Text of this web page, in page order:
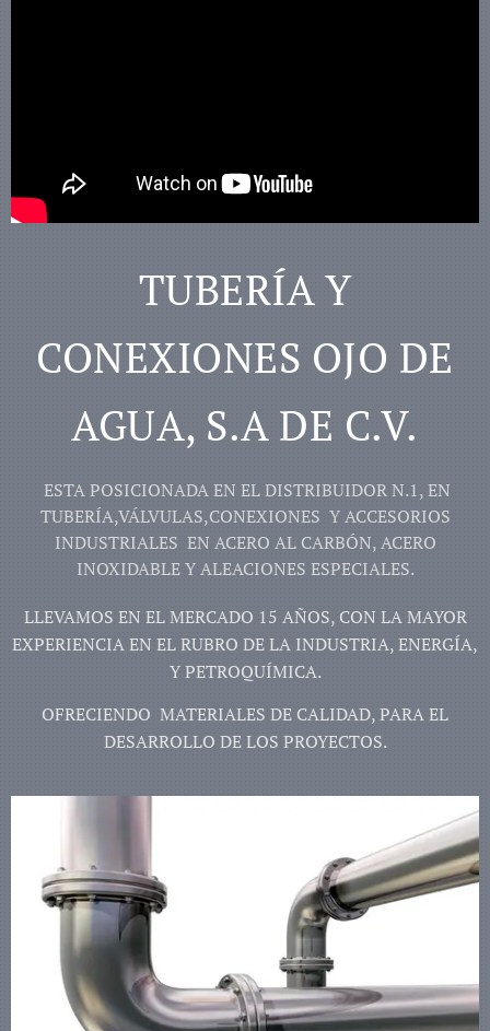
TUBERÍA Y
CONEXIONES OJO DE
AGUA, S.A DE C.V.
ESTA POSICIONADA EN EL DISTRIBUIDOR N.1, EN
TUBERÍA,VÁLVULAS,CONEXIONES Y ACCESORIOS
INDUSTRIALES EN ACERO AL CARBÓN, ACERO
INOXIDABLE Y ALEACIONES ESPECIALES.
LLEVAMOS EN EL MERCADO 15 AÑOS, CON LA MAYOR
EXPERIENCIA EN EL RUBRO DE LA INDUSTRIA, ENERGÍA,
Y PETROQUÍMICA.
OFRECIENDO MATERIALES DE CALIDAD, PARA EL
DESARROLLO DE LOS PROYECTOS.